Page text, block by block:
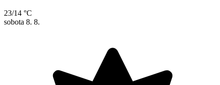
23/14 °C
sobota 8. 8.